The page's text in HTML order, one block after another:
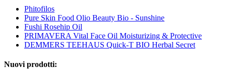
Phitofilos
Pure Skin Food Olio Beauty Bio - Sunshine
Fushi Rosehip Oil
PRIMAVERA Vital Face Oil Moisturizing & Protective
DEMMERS TEEHAUS Quick-T BIO Herbal Secret
Nuovi prodotti: